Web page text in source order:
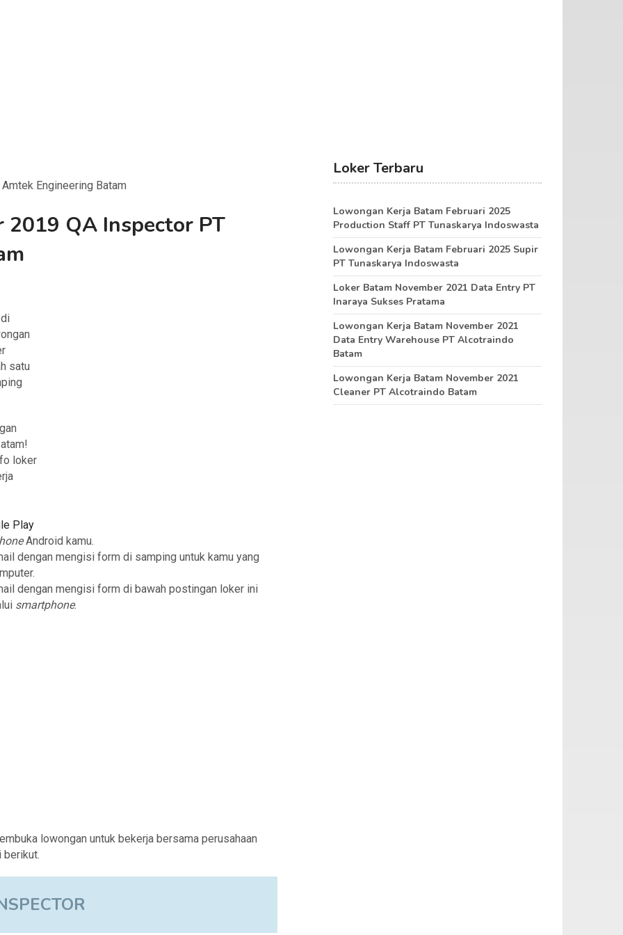
Engineering Batam
2019 QA Inspector PT
di
satu
loker
Play
Android kamu.
dengan mengisi form di samping untuk kamu yang
dengan mengisi form di bawah postingan loker ini
smartphone.
lowongan untuk bekerja bersama perusahaan
berikut.
Loker Terbaru
Lowongan Kerja Batam Februari 2025
Production Staff PT Tunaskarya Indoswasta
Lowongan Kerja Batam Februari 2025 Supir
PT Tunaskarya Indoswasta
Loker Batam November 2021 Data Entry PT
Inaraya Sukses Pratama
Lowongan Kerja Batam November 2021
Data Entry Warehouse PT Alcotraindo
Batam
Lowongan Kerja Batam November 2021
Cleaner PT Alcotraindo Batam